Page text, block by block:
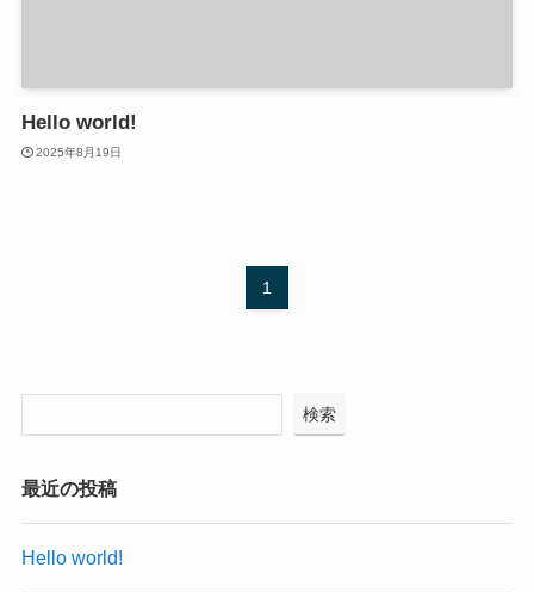
Hello world!
2025年8月19日
1
検索
最近の投稿
Hello world!